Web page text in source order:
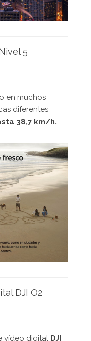
5
en muchos
diferentes
38,7 km/h.
DJI O2
vídeo digital DJI